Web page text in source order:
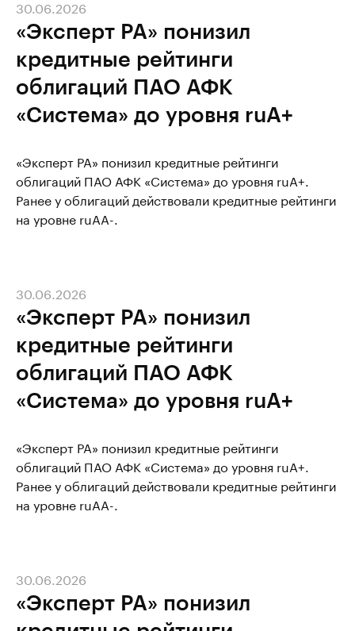
«Эксперт РА» понизил
кредитные рейтинги
облигаций ПАО АФК
«Система» до уровня ruA+
30.06.2026
«Эксперт РА» понизил кредитные рейтинги
облигаций ПАО АФК «Система» до уровня ruA+.
Ранее у облигаций действовали кредитные рейтинги
на уровне ruAA-.
«Эксперт РА» понизил
кредитные рейтинги
облигаций ПАО АФК
«Система» до уровня ruA+
30.06.2026
«Эксперт РА» понизил кредитные рейтинги
облигаций ПАО АФК «Система» до уровня ruA+.
Ранее у облигаций действовали кредитные рейтинги
на уровне ruAA-.
«Эксперт РА» понизил
30.06.2026